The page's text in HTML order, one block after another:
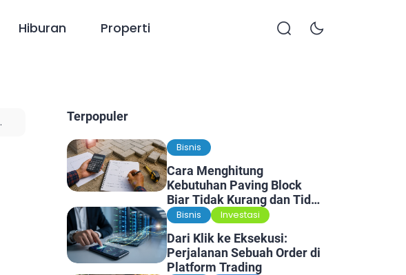
Hiburan Properti
Terpopuler
Bisnis
Cara Menghitung
Kebutuhan Paving Block
Biar Tidak Kurang dan Tidak
Kelebihan
Bisnis Investasi
Dari Klik ke Eksekusi:
Perjalanan Sebuah Order di
Platform Trading